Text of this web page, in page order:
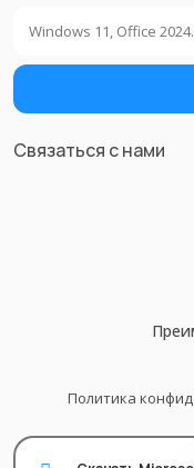
Связаться с нами
Политика